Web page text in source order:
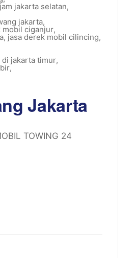
jakarta selatan,
jakarta,
mobil ciganjur,
, jasa derek mobil cilincing,
di jakarta timur,
,
Jakarta
TOWING 24